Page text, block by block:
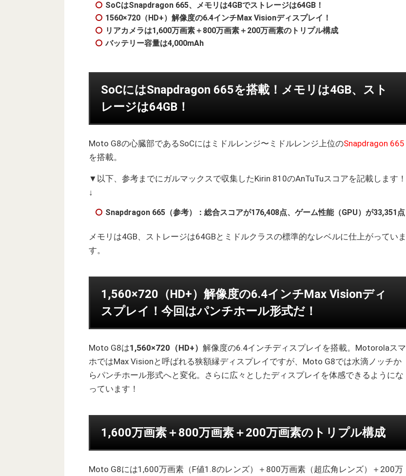
SoCはSnapdragon 665、メモリは4GBでストレージは64GB！
1560×720（HD+）解像度の6.4インチMax Visionディスプレイ！
リアカメラは1,600万画素＋800万画素＋200万画素のトリプル構成
バッテリー容量は4,000mAh
SoCにはSnapdragon 665を搭載！メモリは4GB、スト
レージは64GB！
Moto G8の心臓部であるSoCにはミドルレンジ〜ミドルレンジ上位のSnapdragon 665
を搭載。
▼以下、参考までにガルマックスで収集したKirin 810のAnTuTuスコアを記載します！
↓
Snapdragon 665（参考）：総合スコアが176,408点、ゲーム性能（GPU）が33,351点
メモリは4GB、ストレージは64GBとミドルクラスの標準的なレベルに仕上がっていま
す。
1,560×720（HD+）解像度の6.4インチMax Visionディ
スプレイ！今回はパンチホール形式だ！
Moto G8は1,560×720（HD+） 解像度の6.4インチディスプレイを搭載。Motorolaスマ
ホではMax Visionと呼ばれる狭額縁ディスプレイですが、Moto G8では水滴ノッチか
らパンチホール形式へと変化。さらに広々としたディスプレイを体感できるようにな
っています！
1,600万画素＋800万画素＋200万画素のトリプル構成
Moto G8には1,600万画素（F値1.8のレンズ）＋800万画素（超広角レンズ）＋200万